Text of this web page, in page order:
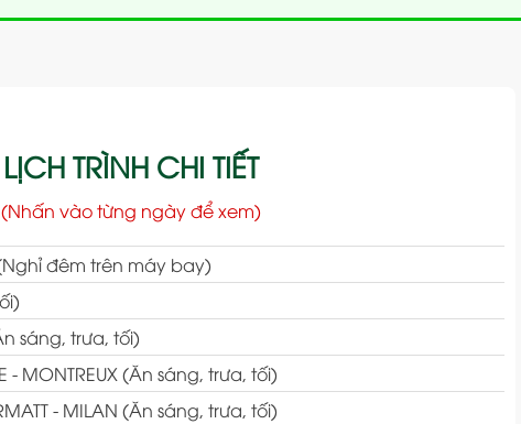
LỊCH TRÌNH CHI TIẾT
(Nhấn vào từng ngày để xem)
đêm trên máy bay)
sáng, trưa, tối)
- MONTREUX (Ăn sáng, trưa, tối)
- MILAN (Ăn sáng, trưa, tối)